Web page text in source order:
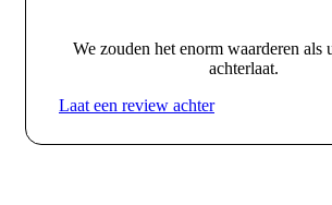
We zouden het enorm waarderen als
achterlaat.
Laat een review achter